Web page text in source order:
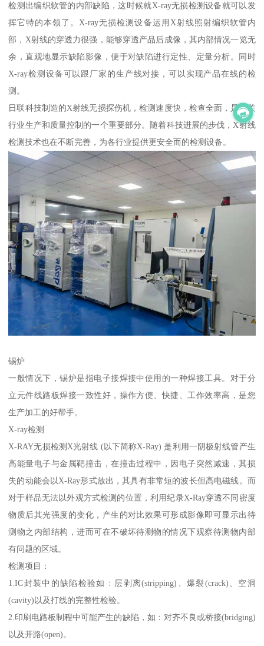
检测出编织软管的内部缺陷，这时候就X-ray无损检测设备就可以发
挥它特的本领了。X-ray无损检测设备运用X射线照射编织软管内
部，X射线的穿透力很强，能够穿透产品后成像，其内部情况一览无
余，直观地显示缺陷影像，便于对缺陷进行定性、定量分析。同时
X-ray检测设备可以跟厂家的生产线对接，可以实现产品在线的检
测。
日联科技制造的X射线无损探伤机，检测速度快，检查全面，是相关
行业生产和质量控制的一个重要部分。随着科技进展的步伐，X射线
检测技术也在不断完善，为各行业提供更安全而的检测设备。
锡炉
一般情况下，锡炉是指电子接焊接中使用的一种焊接工具。对于分
立元件线路板焊接一致性好，操作方便、快捷、工作效率高，是您
生产加工的好帮手。
X-ray检测
X-RAY无损检测X光射线 (以下简称X-Ray) 是利用一阴极射线管产生
高能量电子与金属靶撞击，在撞击过程中，因电子突然减速，其损
失的动能会以X-Ray形式放出，其具有非常短的波长但高电磁线。而
对于样品无法以外观方式检测的位置，利用纪录X-Ray穿透不同密度
物质后其光强度的变化，产生的对比效果可形成影像即可显示出待
测物之内部结构，进而可在不破坏待测物的情况下观察待测物内部
有问题的区域。
检测项目：
1.IC封装中的缺陷检验如﹕层剥离(stripping)、爆裂(crack)、空洞
(cavity)以及打线的完整性检验。
2.印刷电路板制程中可能产生的缺陷，如﹕对齐不良或桥接(bridging)
以及开路(open)。